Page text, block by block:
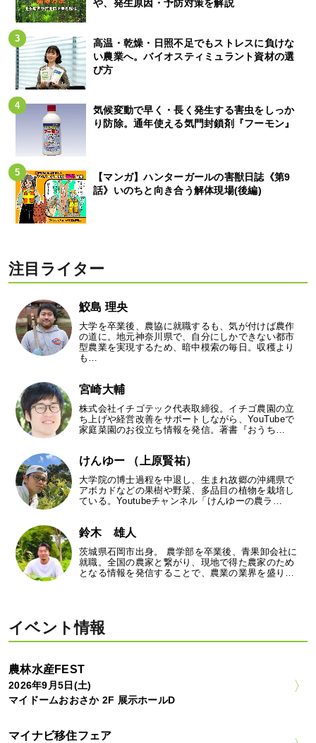
や、発生原因・予防対策を解説
高温・乾燥・日照不足でもストレスに負けな
い農業へ。バイオスティミュラント資材の選
び方
気候変動で早く・長く発生する害虫をしっか
り防除。通年使える気門封鎖剤『フーモン』
【マンガ】ハンターガールの害獣日誌《第9
話》いのちと向き合う解体現場(後編)
注目ライター
鮫島 理央
大学を卒業後、農協に就職するも、気が付けば農作
の道に。地元神奈川県で、自分にしかできない都市
型農業を実現するため、暗中模索の毎日。収穫より
も…
宮崎大輔
株式会社イチゴテック代表取締役。イチゴ農園の立
ち上げや経営改善をサポートしながら、YouTubeで
家庭菜園のお役立ち情報を発信。著書『おうち…
けんゆー （上原賢祐）
大学院の博士過程を中退し、生まれ故郷の沖縄県で
アボカドなどの果樹や野菜、多品目の植物を栽培し
ている。Youtubeチャンネル「けんゆーの農ラ…
鈴木 雄人
茨城県石岡市出身。 農学部を卒業後、青果卸会社に
就職。全国の農家と繋がり、現地で得た農家のため
となる情報を発信することで、農業の業界を盛り…
イベント情報
農林水産FEST
2026年9月5日(土)
マイドームおおさか 2F 展示ホールD
マイナビ移住フェア